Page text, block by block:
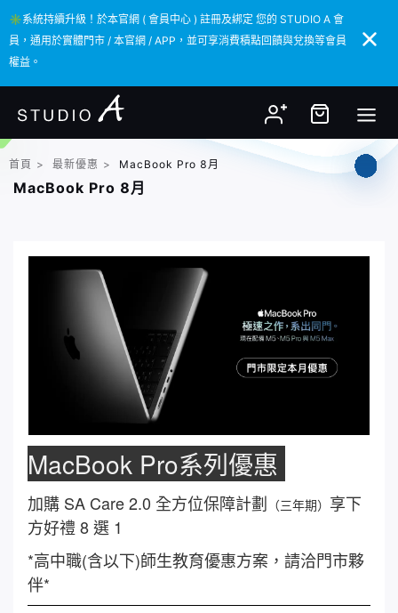
✳️系統持續升級！於本官網 ( 會員中心 ) 註冊及綁定 您的 STUDIO A 會
員，通用於實體門市 / 本官網 / APP，並可享消費積點回饋與兌換等會員
權益。
✳️系統持續升級！於本官網 ( 會員中心 ) 註冊及綁定 您的 STUDIO A 會
員，通用於實體門市 / 本官網 / APP，並可享消費積點回饋與兌換等會員
權益。
首頁 > 最新優惠 > MacBook Pro 8月
MacBook Pro 8月
MacBook Pro系列優惠
加購 SA Care 2.0 全方位保障計劃 （三年期） 享下
方好禮 8 選 1
*高中職(含以下)師生教育優惠方案，請洽門市夥
伴*